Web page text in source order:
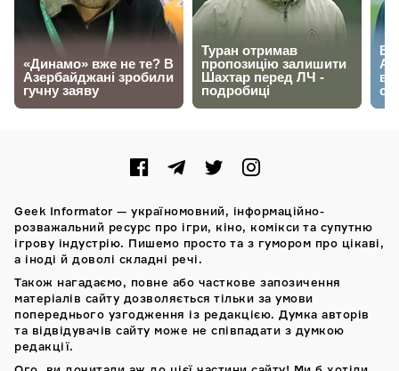
Geek Informator — україномовний, інформаційно-
розважальний ресурс про ігри, кіно, комікси та супутню
ігрову індустрію. Пишемо просто та з гумором про цікаві,
а іноді й доволі складні речі.
Також нагадаємо, повне або часткове запозичення
матеріалів сайту дозволяється тільки за умови
попереднього узгодження із редакцією. Думка авторів
та відвідувачів сайту може не співпадати з думкою
редакції.